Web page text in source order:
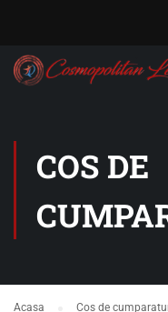
COS DE
Acasa Cos de